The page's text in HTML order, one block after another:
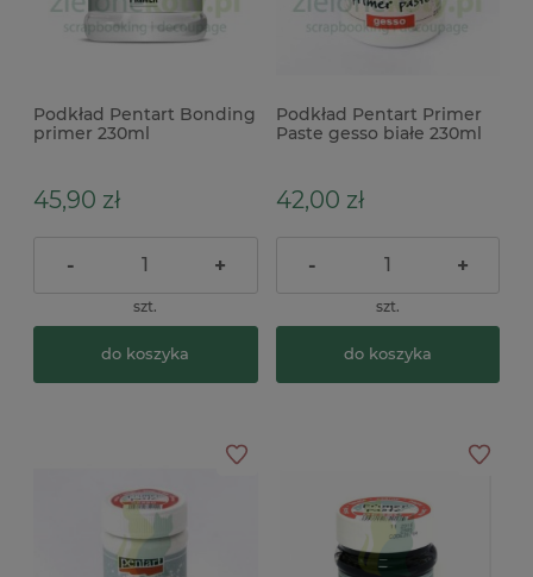
Podkład Pentart Bonding
primer 230ml
45,90 zł
- +
szt.
do koszyka
Podkład Pentart Primer
Paste gesso białe 230ml
42,00 zł
- +
szt.
do koszyka